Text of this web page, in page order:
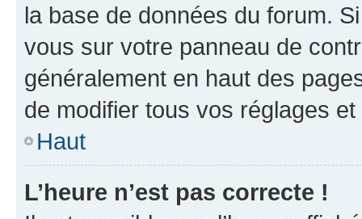
la base de données du forum.
vous sur votre panneau de
généralement en haut des
de modifier tous vos réglages
Haut
L’heure n’est pas correcte !